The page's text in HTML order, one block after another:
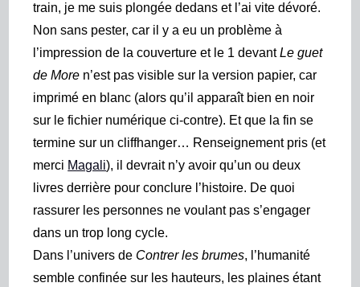
train, je me suis plongée dedans et l’ai vite dévoré.
Non sans pester, car il y a eu un problème à
l’impression de la couverture et le 1 devantLe guet
de More n’est pas visiblesur la version papier, car
imprimé en blanc (alors qu’il apparaît bien en noir
sur le fichier numérique ci-contre). Et que la fin se
termine sur un cliffhanger… Renseignement pris (et
merci Magali), il devrait n’y avoir qu’un ou deux
livres derrière pour conclure l’histoire. De quoi
rassurer les personnes ne voulant pas s’engager
dans un trop long cycle.
Dans l’univers de Contrer les brumes, l’humanité
semble confinée sur les hauteurs, les plaines étant